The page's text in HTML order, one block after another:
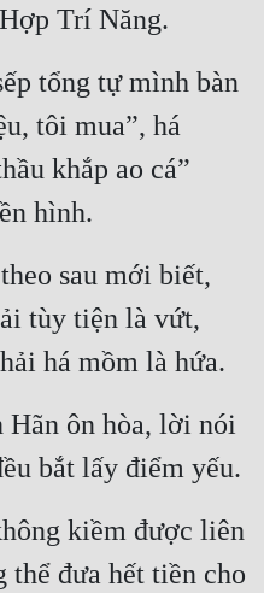
Trí Năng.
tổng tự mình bàn
tôi mua”, há
khắp ao cá”
hình.
sau mới biết,
tùy tiện là vứt,
há mồm là hứa.
Hãn ôn hòa, lời nói
bắt lấy điểm yếu.
kiềm được liên
thể đưa hết tiền cho